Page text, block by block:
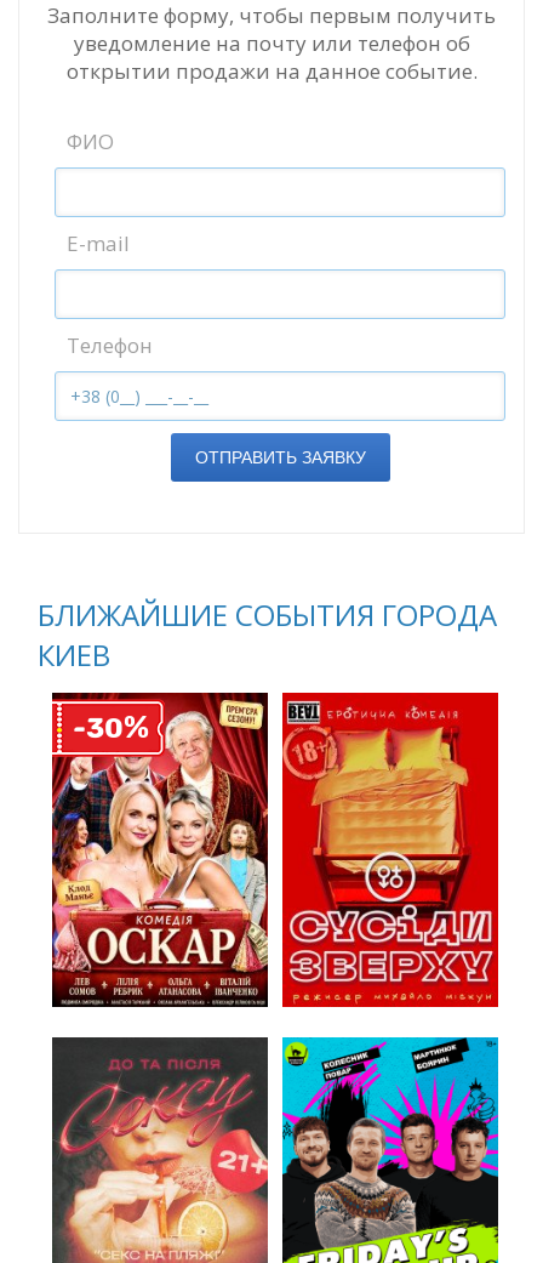
Заполните форму, чтобы первым получить
уведомление на почту или телефон об
открытии продажи на данное событие.
ФИО
E-mail
Телефон
ОТПРАВИТЬ ЗАЯВКУ
БЛИЖАЙШИЕ СОБЫТИЯ ГОРОДА
КИЕВ
-30%